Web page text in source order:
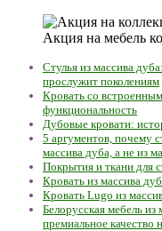
Акция на мебель
Стулья из массива
прослужит поколениям
Кровать со
функциональность
Дубовые кровати:
5 аргументов, почему
массива дуба, а не из
Покрытия и ткани для
Кровать из массива
Кровать Lugo из
Белорусская мебель
премиальное качество